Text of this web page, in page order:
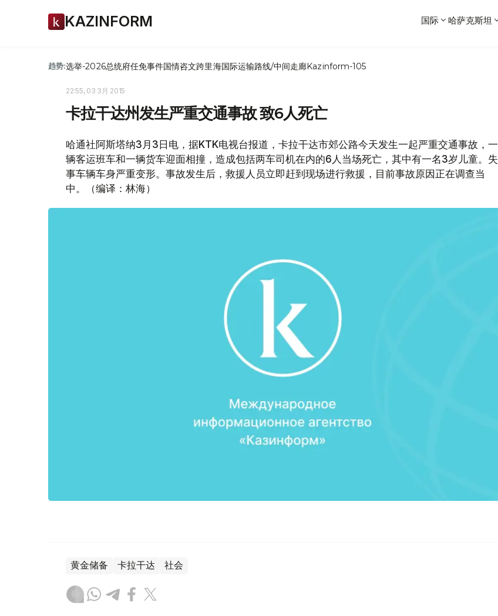
KAZINFORM 国际 哈萨克斯坦
趋势:选举-2026总统府任免事件国情咨文跨里海国际运输路线/中间走廊Kazinform-105
22:55, 03 3月 2015
卡拉干达州发生严重交通事故 致6人死亡
哈通社阿斯塔纳3月3日电，据KTK电视台报道，卡拉干达市郊公路今天发生一起严重交通事故，一
辆客运班车和一辆货车迎面相撞，造成包括两车司机在内的6人当场死亡，其中有一名3岁儿童。失
事车辆车身严重变形。事故发生后，救援人员立即赶到现场进行救援，目前事故原因正在调查当
中。（编译：林海）
黄金储备 卡拉干达 社会